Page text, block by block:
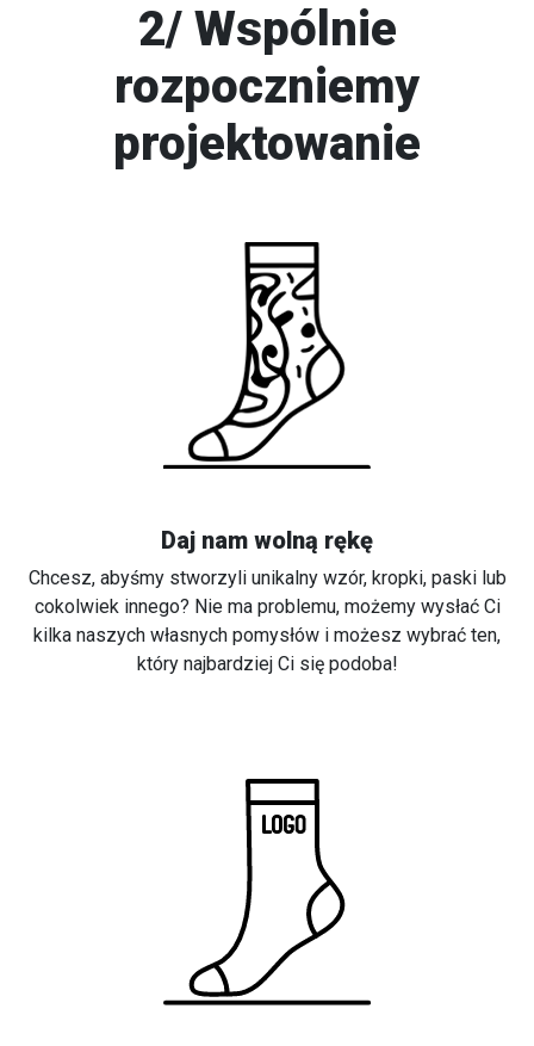
2/ Wspólnie
rozpoczniemy
projektowanie
Daj nam wolną rękę
Chcesz, abyśmy stworzyli unikalny wzór, kropki, paski lub
cokolwiek innego? Nie ma problemu, możemy wysłać Ci
kilka naszych własnych pomysłów i możesz wybrać ten,
który najbardziej Ci się podoba!